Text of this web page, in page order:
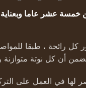
خمسة عشر عاما وبعناية
رائحة ، طبقا
أن كل نوتة متوازنة
في العمل على